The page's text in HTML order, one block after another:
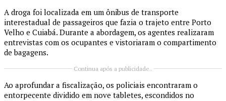
A droga foi localizada em um ônibus de transporte
interestadual de passageiros que fazia o trajeto entre Porto
Velho e Cuiabá. Durante a abordagem, os agentes realizaram
entrevistas com os ocupantes e vistoriaram o compartimento
de bagagens.
Continua após a publicidade..
Ao aprofundar a fiscalização, os policiais encontraram o
entorpecente dividido em nove tabletes, escondidos no